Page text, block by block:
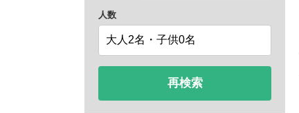
人数
再検索